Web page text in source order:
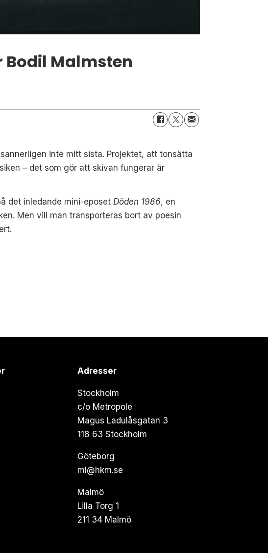
Bodil Malmsten
inte mitt sista. Projektet, att tonsätta
– det som gör att skivan fungerar är
det inledande mini-eposetDöden 1986, en
Men vill man transporteras bort av poesin
Adresser
Stockholm
c/o Metropole
Magus Ladulåsgatan 3
118 63 Stockholm
Göteborg
ml@hkm.se
Malmö
Lilla Torg 1
211 34 Malmö